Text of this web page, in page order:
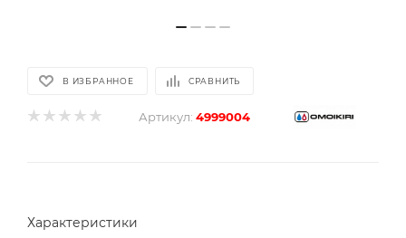
В ИЗБРАННОЕ СРАВНИТЬ
Артикул: 4999004
Характеристики